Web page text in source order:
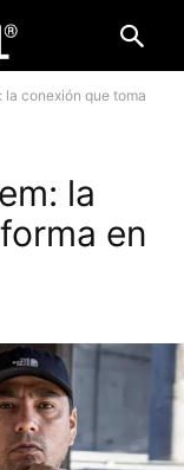
la conexión que toma
la
en